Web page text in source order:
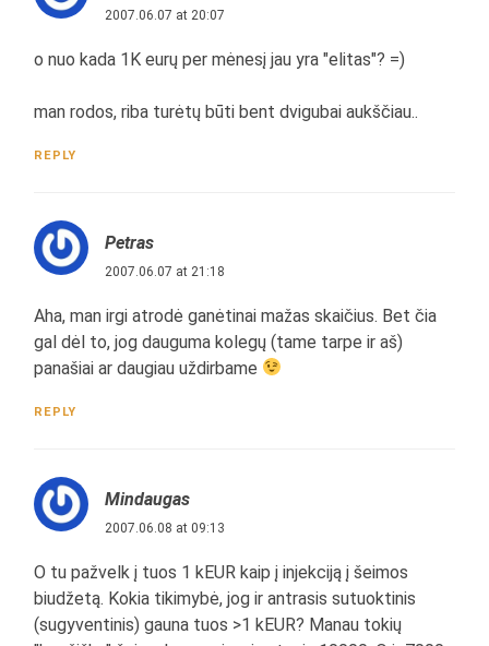
2007.06.07 at 20:07
o nuo kada 1K eurų per mėnesį jau yra "elitas"? =)
man rodos, riba turėtų būti bent dvigubai aukščiau..
REPLY
Petras
2007.06.07 at 21:18
Aha, man irgi atrodė ganėtinai mažas skaičius. Bet čia
gal dėl to, jog dauguma kolegų (tame tarpe ir aš)
panašiai ar daugiau uždirbame
REPLY
Mindaugas
2007.06.08 at 09:13
O tu pažvelk į tuos 1 kEUR kaip į injekciją į šeimos
biudžetą. Kokia tikimybė, jog ir antrasis sutuoktinis
(sugyventinis) gauna tuos >1 kEUR? Manau tokių